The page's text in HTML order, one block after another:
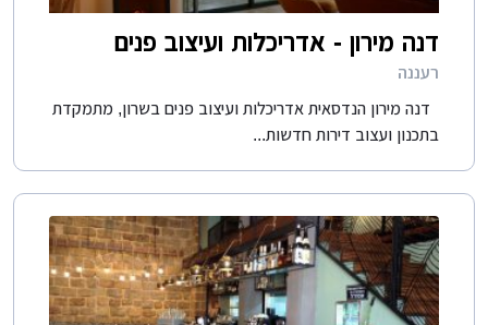
דנה מירון - אדריכלות ועיצוב פנים
רעננה
דנה מירון הנדסאית אדריכלות ועיצוב פנים בשרון, מתמקדת
בתכנון ועצוב דירות חדשות...